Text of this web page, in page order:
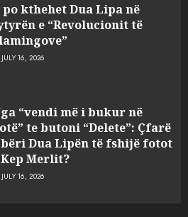
po kthehet Dua Lipa në
e “Revolucionit të
JULY 16, 2026
“vendi më i bukur në
te butoni “Delete”: Çfarë
bëri Dua Lipën të fshijë fotot
Kep Merlit?
JULY 16, 2026
në Gjermani, këta
tre shqiptarët që humbën
në aksident